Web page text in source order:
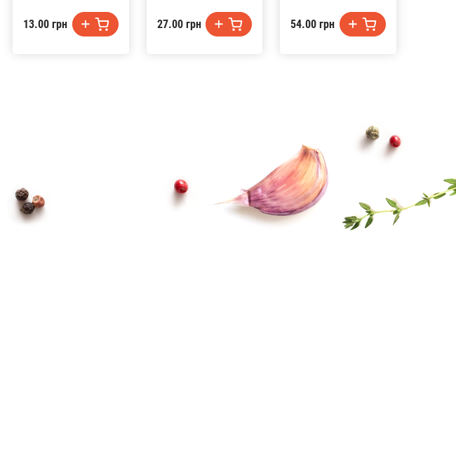
13.00 грн 27.00 грн 54.00 грн